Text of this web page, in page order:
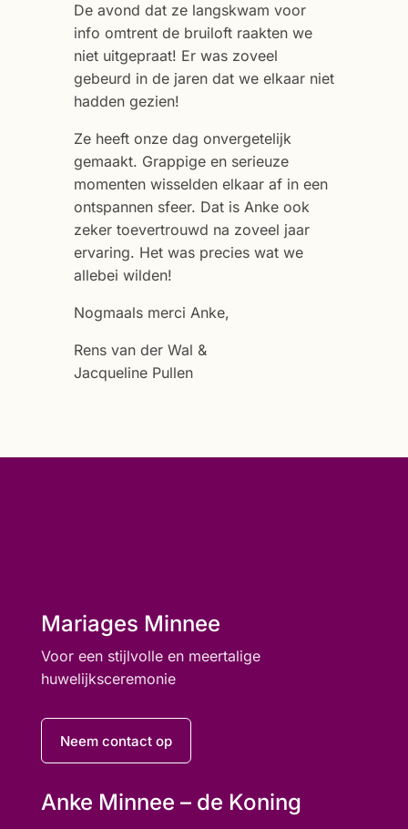
De avond dat ze langskwam voor
info omtrent de bruiloft raakten we
niet uitgepraat! Er was zoveel
gebeurd in de jaren dat we elkaar niet
hadden gezien!
Ze heeft onze dag onvergetelijk
gemaakt. Grappige en serieuze
momenten wisselden elkaar af in een
ontspannen sfeer. Dat is Anke ook
zeker toevertrouwd na zoveel jaar
ervaring. Het was precies wat we
allebei wilden!
Nogmaals merci Anke,
Rens van der Wal &
Jacqueline Pullen
Mariages Minnee
Voor een stijlvolle en meertalige
huwelijksceremonie
Neem contact op
Anke Minnee – de Koning